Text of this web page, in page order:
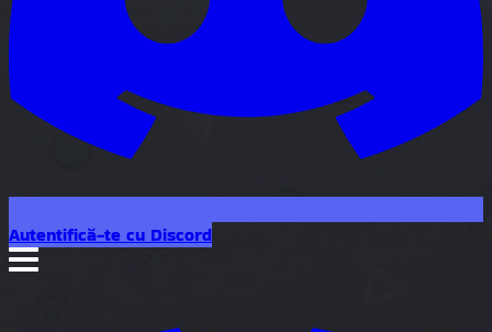
Autentifică-te cu Discord